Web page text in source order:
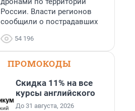
России. Власти регионов
сообщили о пострадавших
54 196
ПРОМОКОДЫ
Скидка 11% на все
курсы английского
До 31 августа, 2026